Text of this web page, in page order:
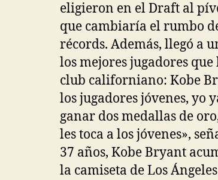
eligieron en el Draft al
que cambiaría el rumbo
récords. Además, llegó a
los mejores jugadores
club californiano: Kobe
los jugadores jóvenes, yo
ganar dos medallas de
les toca a los jóvenes»,
37 años, Kobe Bryant
la camiseta de Los